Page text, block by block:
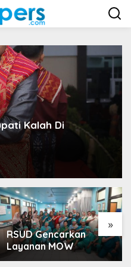
Kalah Di
»
RSUD Gencarkan
Layanan MOW